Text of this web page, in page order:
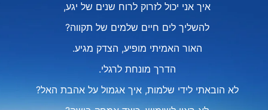
איך אני יכול לזרוק לרוח שנים של יגע,
להשליך לים חיים שלמים של תקווה?
האור האמיתי מופיע, הצדק מגיע.
הדרך מונחת לרגלי.
לא הובאתי לידי שלמות, איך אגמול על אהבת האל?